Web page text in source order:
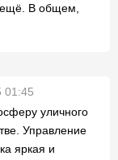
ещё. В общем,
01:45
уличного
Управление
яркая и